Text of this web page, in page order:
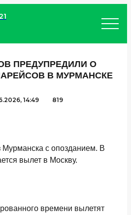
ПРЕДУПРЕДИЛИ О
В МУРМАНСКЕ
14:49 819
Мурманска с опозданием. В
вылет в Москву.
времени вылетят